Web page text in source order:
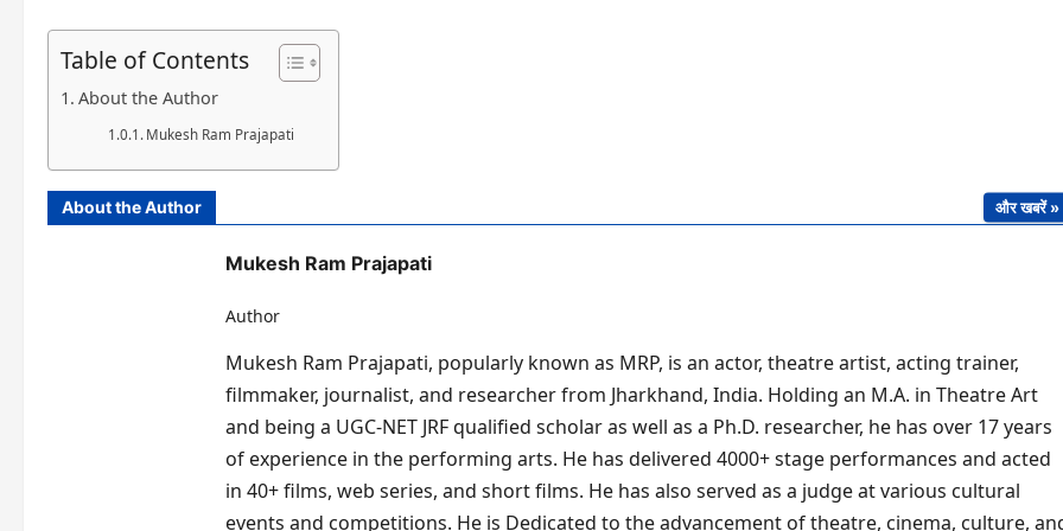
Table of Contents
About the Author
Mukesh Ram Prajapati
About the Author और खबरें »
Mukesh Ram Prajapati
Author
Mukesh Ram Prajapati, popularly known as MRP, is an actor, theatre artist, acting trainer,
filmmaker, journalist, and researcher from Jharkhand, India. Holding an M.A. in Theatre Art
and being a UGC-NET JRF qualified scholar as well as a Ph.D. researcher, he has over 17 years
of experience in the performing arts. He has delivered 4000+ stage performances and acted
in 40+ films, web series, and short films. He has also served as a judge at various cultural
events and competitions. He is Dedicated to the advancement of theatre, cinema, culture,